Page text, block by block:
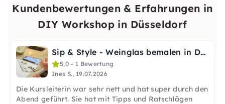
Kundenbewertungen & Erfahrungen in
DIY Workshop in Düsseldorf
Sip & Style - Weinglas bemalen in Düsseldorf
5,0 – 1 Bewertung
Ines S., 19.07.2026
Die Kursleiterin war sehr nett und hat super durch den
Abend geführt. Sie hat mit Tipps und Ratschlägen